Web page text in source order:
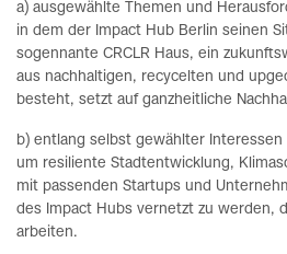
a) ausgewählte Themen und
in dem der Impact Hub Berlin seinen
sogennante CRCLR Haus, ein
aus nachhaltigen, recycelten und
besteht, setzt auf ganzheitliche
b) entlang selbst gewählter
um resiliente Stadtentwicklung,
mit passenden Startups und
des Impact Hubs vernetzt zu werden,
arbeiten.